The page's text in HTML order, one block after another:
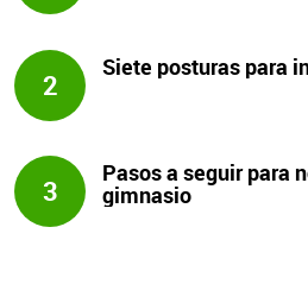
2
Siete posturas para
3
Pasos a seguir para
gimnasio